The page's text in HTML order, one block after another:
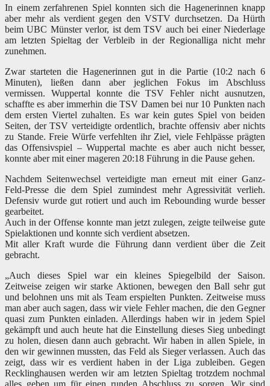
In einem zerfahrenen Spiel konnten sich die Hagenerinnen knapp
aber mehr als verdient gegen den VSTV durchsetzen. Da Hürth
beim UBC Münster verlor, ist dem TSV auch bei einer Niederlage
am letzten Spieltag der Verbleib in der Regionalliga nicht mehr
zunehmen.
Zwar starteten die Hagenerinnen gut in die Partie (10:2 nach 6
Minuten), ließen dann aber jeglichen Fokus im Abschluss
vermissen. Wuppertal konnte die TSV Fehler nicht ausnutzen,
schaffte es aber immerhin die TSV Damen bei nur 10 Punkten nach
dem ersten Viertel zuhalten. Es war kein gutes Spiel von beiden
Seiten, der TSV verteidigte ordentlich, brachte offensiv aber nichts
zu Stande. Freie Würfe verfehlten ihr Ziel, viele Fehlpässe prägten
das Offensivspiel – Wuppertalmachte es aber auch nicht besser,
konnte aber mit einer mageren 20:18 Führung in die Pause gehen.
Nachdem Seitenwechsel verteidigte man erneut mit einer Ganz-
Feld-Presse die dem Spiel zumindest mehr Agressivität verlieh.
Defensiv wurde gut rotiert und auch im Rebounding wurde besser
gearbeitet.
Auch in der Offense konnte man jetzt zulegen, zeigte teilweise gute
Spielaktionen und konnte sich verdient absetzen.
Mit aller Kraft wurde die Führung dann verdient über die Zeit
gebracht.
„Auch dieses Spiel war ein kleines Spiegelbild der Saison.
Zeitweise zeigen wir starke Aktionen, bewegen den Ball sehr gut
und belohnen uns mit als Team erspielten Punkten. Zeitweise muss
man aber auch sagen, dass wir viele Fehler machen, die den Gegner
quasi zum Punkten einladen. Allerdings haben wir in jedem Spiel
gekämpft und auch heute hat die Einstellung dieses Sieg unbedingt
zu holen, diesen dann auch gebracht. Wir haben in allen Spiele, in
den wir gewinnen mussten, das Feld als Sieger verlassen. Auch das
zeigt, dass wir es verdient haben in der Liga zubleiben. Gegen
Recklinghausen werden wir am letzten Spieltag trotzdem nochmal